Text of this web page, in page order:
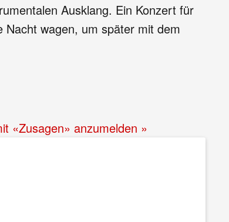
Ausklang. Ein Konzert für
Nacht wagen, um später mit dem
«Zusagen» anzumelden »